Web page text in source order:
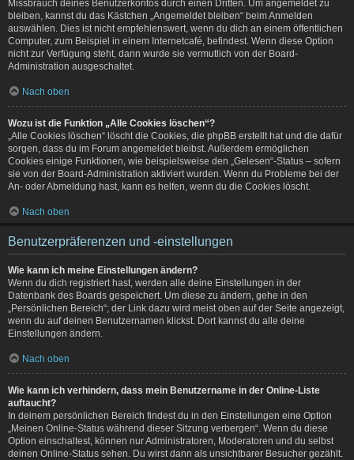
Missbrauch deines Benutzerkontos durch einen Dritten. Um angemeldet zu
bleiben, kannst du das Kästchen „Angemeldet bleiben“ beim Anmelden
auswählen. Dies ist nicht empfehlenswert, wenn du dich an einem öffentlichen
Computer, zum Beispiel in einem Internetcafé, befindest. Wenn diese Option
nicht zur Verfügung steht, dann wurde sie vermutlich von der Board-
Administration ausgeschaltet.
Nach oben
Wozu ist die Funktion „Alle Cookies löschen“?
„Alle Cookies löschen“ löscht die Cookies, die phpBB erstellt hat und die dafür
sorgen, dass du im Forum angemeldet bleibst. Außerdem ermöglichen
Cookies einige Funktionen, wie beispielsweise den „Gelesen“-Status – sofern
sie von der Board-Administration aktiviert wurden. Wenn du Probleme bei der
An- oder Abmeldung hast, kann es helfen, wenn du die Cookies löscht.
Nach oben
Benutzerpräferenzen und -einstellungen
Wie kann ich meine Einstellungen ändern?
Wenn du dich registriert hast, werden alle deine Einstellungen in der
Datenbank des Boards gespeichert. Um diese zu ändern, gehe in den
„Persönlichen Bereich“; der Link dazu wird meist oben auf der Seite angezeigt,
wenn du auf deinen Benutzernamen klickst. Dort kannst du alle deine
Einstellungen ändern.
Nach oben
Wie kann ich verhindern, dass mein Benutzername in der Online-Liste
auftaucht?
In deinem persönlichen Bereich findest du in den Einstellungen eine Option
„Meinen Online-Status während dieser Sitzung verbergen“. Wenn du diese
Option einschaltest, können nur Administratoren, Moderatoren und du selbst
deinen Online-Status sehen. Du wirst dann als unsichtbarer Besucher gezählt.